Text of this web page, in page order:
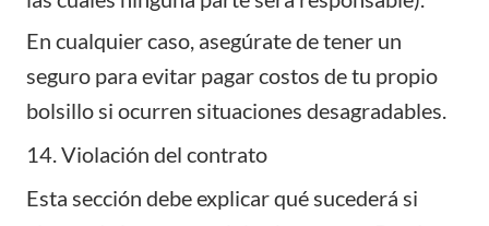
En cualquier caso, asegúrate de tener un
seguro para evitar pagar costos de tu propio
bolsillo si ocurren situaciones desagradables.
14. Violación del contrato
Esta sección debe explicar qué sucederá si